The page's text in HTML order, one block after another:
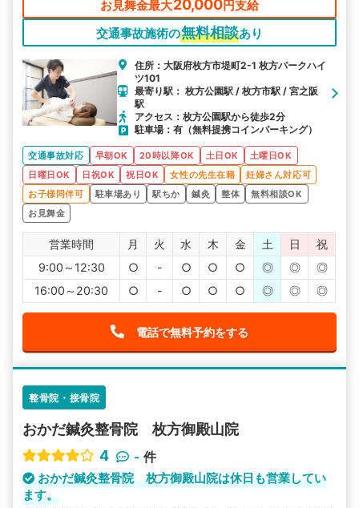
お見舞金最大20,000円支給
交通事故施術の無料相談あり
住所：大阪府枚方市堤町2-1 枚方パークハイ
ツ101
最寄り駅： 枚方公園駅 / 枚方市駅 / 宮之阪
駅
アクセス：枚方公園駅から徒歩2分
駐車場：有（無料提携コインパーキング）
交通事故対応 早朝OK 20時以降OK 土日OK
土曜日OK
日曜日OK
日祝OK 祝日OK 女性の先生在籍
妊婦さん対応可
お子様同伴可
駐車場あり 駅ちか 鍼灸 整体
無料相談OK
お見舞金
営業時間 月 火 水 木 金 土 日
祝
9:00～12:30
○ - ○ ○ ○ ◎ ◎
◎
16:00～20:30
○ - ○ ○ ○ ◎ ◎ ◎
電話で無料予約をする
整骨院・接骨院
おかだ鍼灸整骨院 枚方御殿山院
4
- 件
おかだ鍼灸整骨院 枚方御殿山院は休日も営業してい
ます。